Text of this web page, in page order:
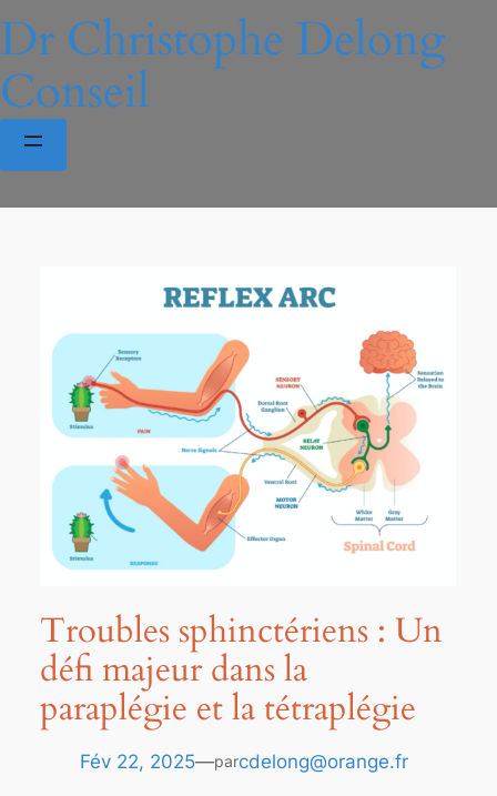
Dr Christophe Delong
Conseil
Troubles sphinctériens : Un
défi majeur dans la
paraplégie et la tétraplégie
Fév 22, 2025—parcdelong@orange.fr